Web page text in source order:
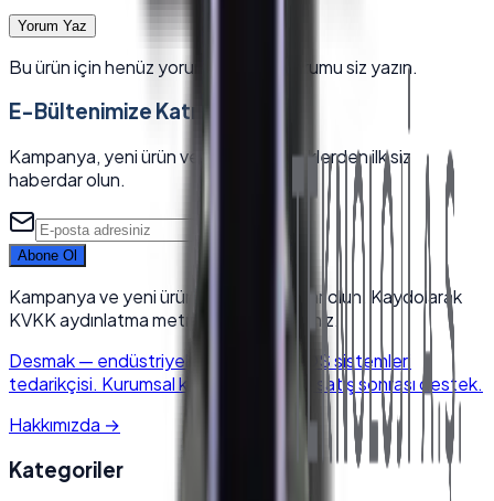
Yorum Yaz
Bu ürün için henüz yorum yok — ilk yorumu siz yazın.
E-Bültenimize Katılın
Kampanya, yeni ürün ve sektörel içeriklerden ilk siz
haberdar olun.
Abone Ol
Kampanya ve yeni ürünlerden haberdar olun. Kaydolarak
KVKK aydınlatma metnini kabul edersiniz.
Desmak— endüstriyel elektronik & POS sistemleri
tedarikçisi. Kurumsal kalite, hızlı kargo, satış sonrası destek.
Hakkımızda →
Kategoriler